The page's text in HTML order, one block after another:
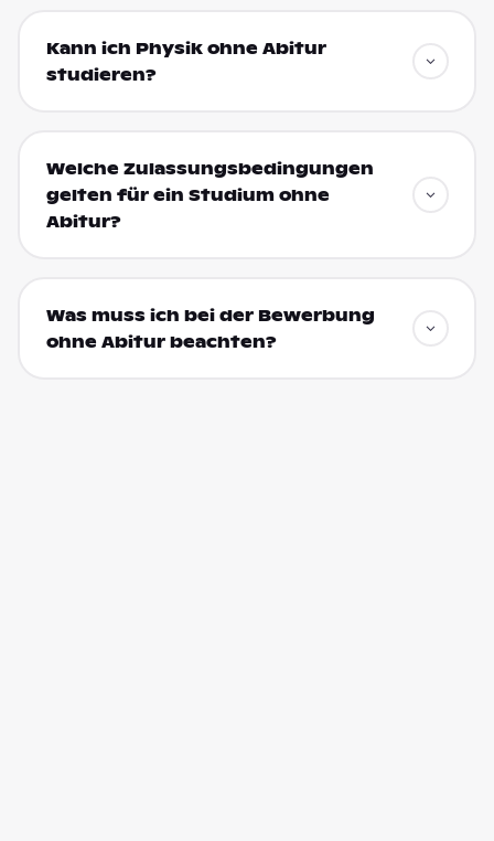
Kann ich Physik ohne Abitur
studieren?
Welche Zulassungsbedingungen
gelten für ein Studium ohne
Abitur?
Was muss ich bei der Bewerbung
ohne Abitur beachten?